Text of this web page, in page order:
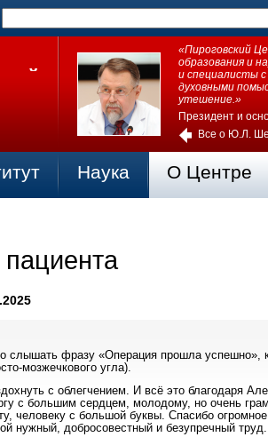
«Пироговский
образования и
и специалисты
духовными
утешение.»
Президент и
Все о Ю.Л.
Наука О Центре
слышать фразу «Операция прошла успешно»,
мозжечкового угла).
с облегчением. И всё это благодаря
с большим сердцем, молодому, но очень
человеку с большой буквы. Спасибо
нужный, добросовестный и безупречный труд.